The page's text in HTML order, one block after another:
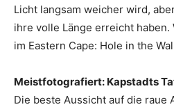
Licht langsam weicher wird,
ihre volle Länge erreicht
im Eastern Cape: Hole in the
Meistfotografiert: Kapstadts
Die beste Aussicht auf die raue